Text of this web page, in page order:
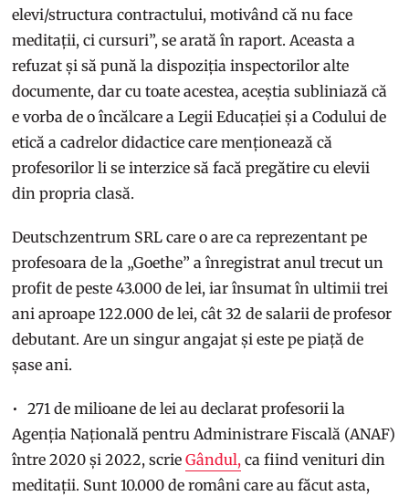
elevi/structura contractului, motivând că nu face
meditații, ci cursuri”, se arată în raport. Aceasta a
refuzat și să pună la dispoziția inspectorilor alte
documente, dar cu toate acestea, aceștia subliniază că
e vorba de o încălcare a Legii Educației și a Codului de
etică a cadrelor didactice care menționează că
profesorilor li se interzice să facă pregătire cu elevii
din propria clasă.
Deutschzentrum SRL care o are ca reprezentant pe
profesoara de la „Goethe” a înregistrat anul trecut un
profit de peste 43.000 de lei, iar însumat în ultimii trei
ani aproape 122.000 de lei, cât 32 de salarii de profesor
debutant. Are un singur angajat și este pe piață de
șase ani.
271 de milioane de lei au declarat profesorii la
Agenția Națională pentru Administrare Fiscală (ANAF)
între 2020 și 2022, scrieGândul, ca fiind venituri din
meditații. Sunt 10.000 de români care au făcut asta,